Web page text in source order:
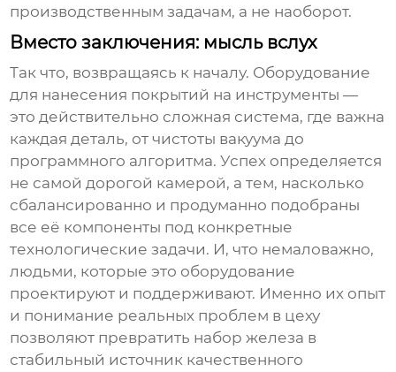
производственным задачам, а не наоборот.
Вместо заключения: мысль вслух
Так что, возвращаясь к началу. Оборудование
для нанесения покрытий на инструменты —
это действительно сложная система, где важна
каждая деталь, от чистоты вакуума до
программного алгоритма. Успех определяется
не самой дорогой камерой, а тем, насколько
сбалансированно и продуманно подобраны
все её компоненты под конкретные
технологические задачи. И, что немаловажно,
людьми, которые это оборудование
проектируют и поддерживают. Именно их опыт
и понимание реальных проблем в цеху
позволяют превратить набор железа в
стабильный источник качественного